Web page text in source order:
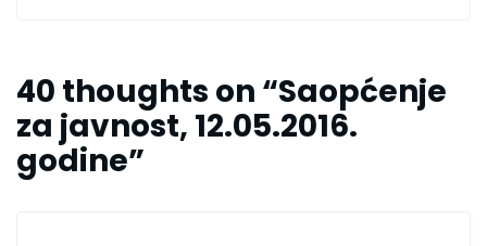
40 thoughts on “Saopćenje
za javnost, 12.05.2016.
godine”